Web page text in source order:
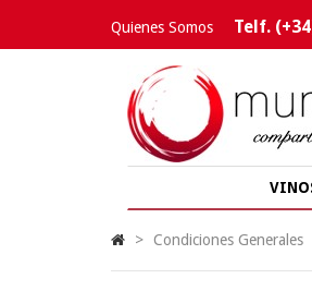
Quienes Somos Telf.
> Condiciones Generales